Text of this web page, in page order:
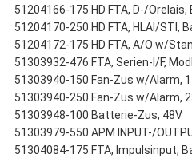
51204166-175 HD FTA, D-/
51204170-250 HD FTA, HLAI/STI,
51204172-175 HD FTA, A/O w/
51303932-476 FTA, Serien-I/F,
51303940-150 Fan-Zus w/Alarm,
51303940-250 Fan-Zus w/Alarm,
51303948-100 Batterie-Zus, 48V
51303979-550 APM INPUT-/
51304084-175 FTA, Impulsinput,